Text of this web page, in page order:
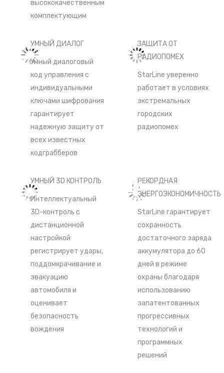
высококачественным
комплектующим
УМНЫЙ ДИАЛОГ
Умный диалоговый
код управления c
индивидуальными
ключами шифрования
гарантирует
надежную защиту от
всех известных
кодграбберов
ЗАЩИТА ОТ
РАДИОПОМЕХ
StarLine уверенно
работает в условиях
экстремальных
городских
радиопомех
УМНЫЙ 3D КОНТРОЛЬ
Интеллектуальный
3D-контроль с
дистанционной
настройкой
регистрирует удары,
поддомкрачивание и
эвакуацию
автомобиля и
оценивает
безопасность
вождения
РЕКОРДНАЯ
ЭНЕРГОЭКОНОМИЧНОСТЬ
StarLine гарантирует
сохранность
достаточного заряда
аккумулятора до 60
дней в режиме
охраны благодаря
использованию
запатентованных
прогрессивных
технологий и
программных
решений